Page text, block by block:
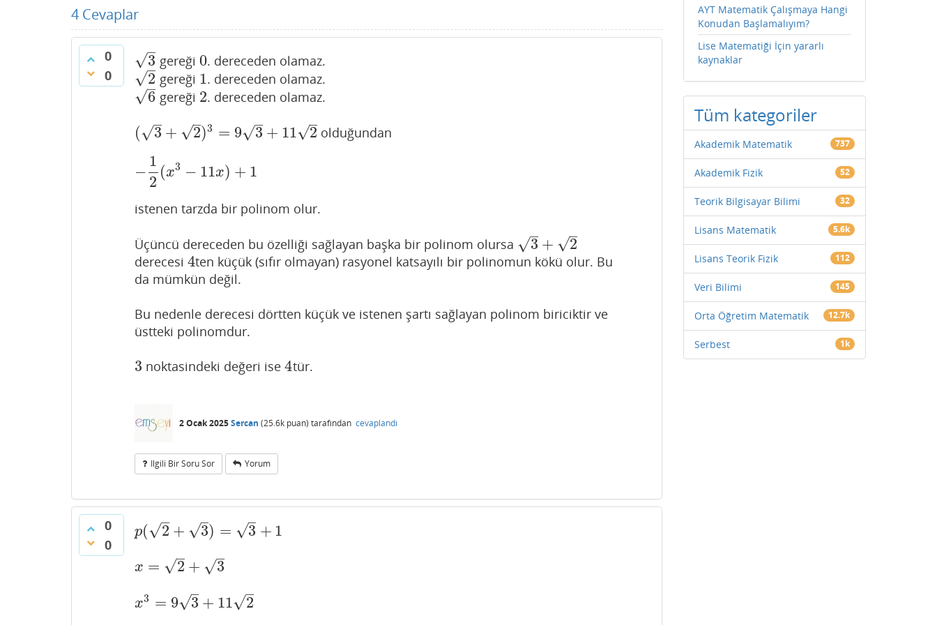
4 Cevaplar
0
0
3
–
√
3 gereği 0
0. dereceden ​olamaz.
2
–
√
2 gereği 1
1. dereceden ​olamaz.
6
–
√
6 gereği 2
2. dereceden ​olamaz.
( 3
–
√ + 2
–
√ )3 = 9 3
–
√ + 11 2
–
√
(3+2) 3= 93+112 olduğundan
−
1
2
(x3 − 11x) + 1
−12(x 3− 11x)+ 1
istenen tarzda bir polinom olur.
Üçüncü dereceden bu özelliği sağlayan başka bir polinom olursa 3
–
√ + 2
–
√
3+2
derecesi 4
4ten küçük (sıfır olmayan) rasyonel katsayılı bir polinomun kökü olur. Bu
da mümkün değil.
​​​​​​​Bu nedenle derecesi dörtten küçük ve istenen şartı sağlayan polinom biriciktir ve
üstteki polinomdur.
3
3 noktasindeki değeri ise4
4tür.
2 Ocak 2025Sercan (25.6k puan) tarafından cevaplandı
Ilgili Bir Soru Sor Yorum
0
0
p( 2
–
√ + 3
–
√ ) = 3
–
√ + 1
p(2+3) =3 +1
x = 2
–
√ + 3
–
√
x= 2+ 3
x3 = 9 3
–
√ + 11 2
–
√
x3= 93 +112
AYT Matematik Çalışmaya Hangi
Konudan Başlamalıyım?
Lise Matematiği İçin yararlı
kaynaklar
Tüm kategoriler
Akademik Matematik 737
Akademik Fizik 52
Teorik Bilgisayar Bilimi 32
Lisans Matematik 5.6k
Lisans Teorik Fizik 112
Veri Bilimi 145
Orta Öğretim Matematik 12.7k
Serbest 1k